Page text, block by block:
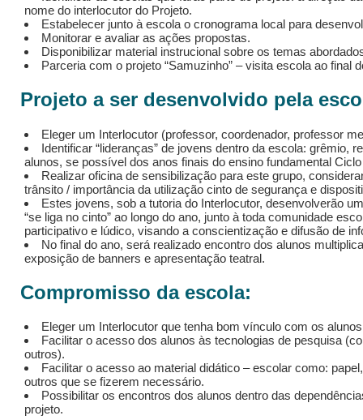
nome do interlocutor do Projeto.
Estabelecer junto à escola o cronograma local para
Monitorar e avaliar as ações propostas.
Disponibilizar material instrucional sobre os temas
Parceria com o projeto “Samuzinho” – visita escola ao final
Projeto a ser desenvolvido pela
Eleger um Interlocutor (professor, coordenador, professor
Identificar “lideranças” de jovens dentro da escola: grêmio,
alunos, se possível dos anos finais do ensino fundamental
Realizar oficina de sensibilização para este grupo,
trânsito / importância da utilização cinto de segurança e
Estes jovens, sob a tutoria do Interlocutor, desenvolverão
“se liga no cinto” ao longo do ano, junto à toda comunidade
participativo e lúdico, visando a conscientização e difusão de
No final do ano, será realizado encontro dos alunos
exposição de banners e apresentação teatral.
Compromisso da escola:
Eleger um Interlocutor que tenha bom vínculo com os
Facilitar o acesso dos alunos às tecnologias de pesquisa
outros).
Facilitar o acesso ao material didático – escolar como:
outros que se fizerem necessário.
Possibilitar os encontros dos alunos dentro das
projeto.